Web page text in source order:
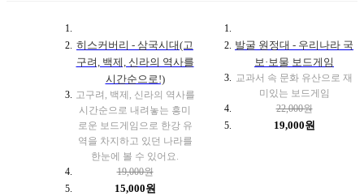
히스커버리 - 삼국시대(고
구려, 백제, 신라의 역사를
시간순으로!)
고구려, 백제, 신라의 역사를
시간순으로 내려놓는 흥미
로운 보드게임으로 한강 유
역을 차지하고 있던 나라를
한눈에 볼 수 있어요.
19,000원
15,000원
발굴 원정대 - 우리나라 국
보·보물 보드게임
교과서 속 문화 유산으로 재
미있는 보드게임
22,000원
19,000원